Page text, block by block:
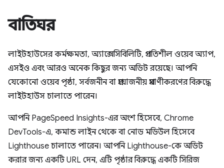
বাতিঘর
লাইটহাউসের কর্মক্ষমতা, অ্যাক্সেসিবিলিটি, প্রগতিশীল ওয়েব অ্যাপ,
এসইও এবং আরও অনেক কিছুর জন্য অডিট রয়েছে। আপনি
যেকোনো ওয়েব পৃষ্ঠা, সর্বজনীন বা প্রয়োজনীয় প্রমাণীকরণের বিরুদ্ধে
লাইটহাউস চালাতে পারেন।
আপনি PageSpeed ​​Insights-এর অংশ হিসেবে, Chrome
DevTools-এ, কমান্ড লাইন থেকে বা নোড মডিউল হিসেবে
Lighthouse চালাতে পারেন। আপনি Lighthouse-কে অডিট
করার জন্য একটি URL দেন, এটি পৃষ্ঠার বিরুদ্ধে একটি সিরিজ